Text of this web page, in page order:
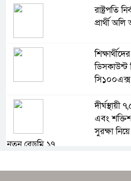
রাষ্ট্রপতি
প্রার্থী
ডিসকাউন্ট
সি১০০এক্স
এবং
সুরক্ষা
নতুন রেডমি ১৭
ধামরাইয়ে